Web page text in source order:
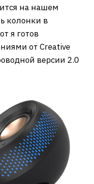
на нашем
колонки в
я готов
от Creative
версии 2.0